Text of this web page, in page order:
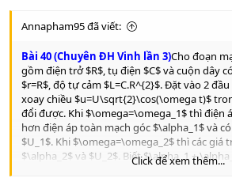
Annapham95 đã viết:
Bài 40 (Chuyên ĐH Vinh lần 3)Cho đoạn
gồm điện trở $R$, tụ điện $C$ và cuộn dây
$r=R$, độ tự cảm $L=C.R^{2}$. Đặt vào 2
xoay chiều $u=U\sqrt{2}\cos(\omega t)$
đổi được. Khi $\omega=\omega_1$ thì điện
hơn điện áp toàn mạch góc $\alpha_1$ và
$U_1$. Khi $\omega=\omega_2$ thì các giá
$\alpha_2$ và $U_2$. Biết $\alpha_1 +
Click để xem thêm...